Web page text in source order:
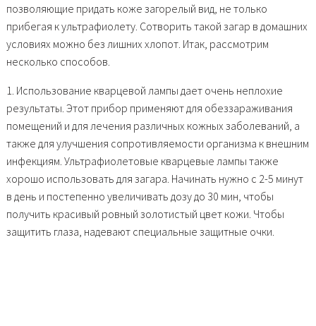
позволяющие придать коже загорелый вид, не только
прибегая к ультрафиолету. Сотворить такой загар в домашних
условиях можно без лишних хлопот. Итак, рассмотрим
несколько способов.
1. Использование кварцевой лампы дает очень неплохие
результаты. Этот прибор применяют для обеззараживания
помещений и для лечения различных кожных заболеваний, а
также для улучшения сопротивляемости организма к внешним
инфекциям. Ультрафиолетовые кварцевые лампы также
хорошо использовать для загара. Начинать нужно с 2-5 минут
в день и постепенно увеличивать дозу до 30 мин, чтобы
получить красивый ровный золотистый цвет кожи. Чтобы
защитить глаза, надевают специальные защитные очки.